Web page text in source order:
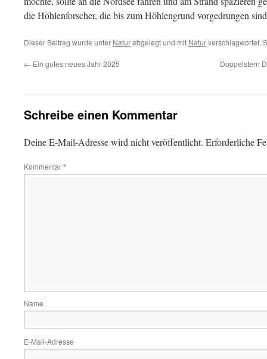
die Höhlenforscher, die bis zum Höhlengrund vorgedrungen
Dieser Beitrag wurde unter Naturabgelegt und mit Naturverschlagwortet.
← Ein gutes neues Jahr 2025 Doppelstern
Schreibe einen Kommentar
Deine E-Mail-Adresse wird nicht veröffentlicht. Erforderliche
Kommentar*
Name
E-Mail-Adresse